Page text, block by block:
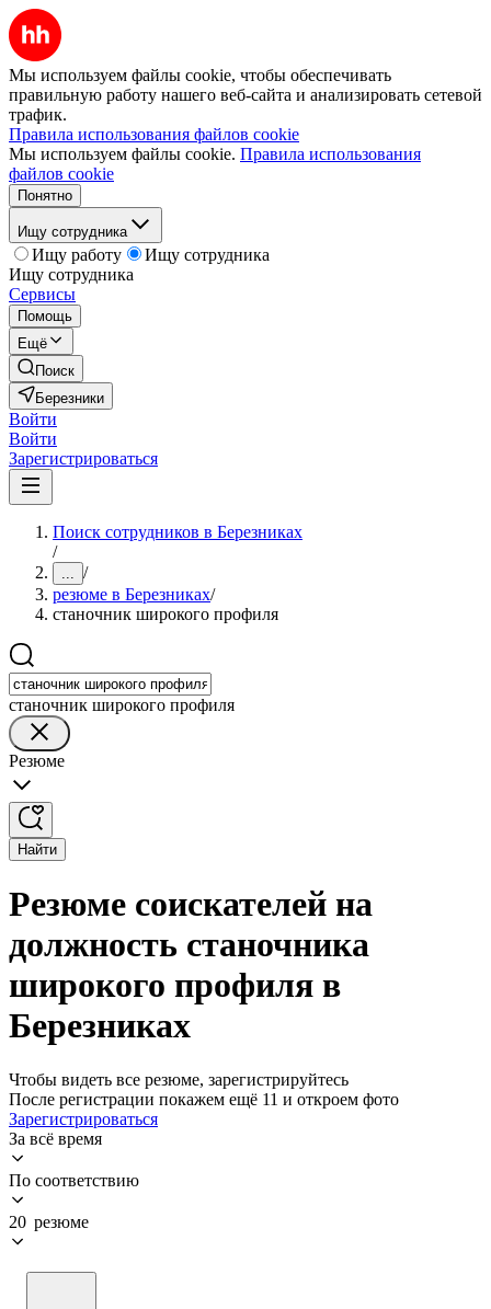
Мы используем файлы cookie, чтобы обеспечивать
правильную работу нашего веб-сайта и анализировать сетевой
трафик.
Правила использования файлов cookie
Мы используем файлы cookie. Правила использования
файлов cookie
Понятно
Ищу сотрудника
Ищу работу
Ищу сотрудника
Ищу сотрудника
Сервисы
Помощь
Ещё
Поиск
Березники
Войти
Войти
Зарегистрироваться
Поиск сотрудников в Березниках
/
... /
резюме в Березниках/
станочник широкого профиля
станочник широкого профиля
Резюме
Найти
Резюме соискателей на
должность станочника
широкого профиля в
Березниках
Чтобы видеть все резюме, зарегистрируйтесь
После регистрации покажем ещё 11 и откроем фото
Зарегистрироваться
За всё время
По соответствию
20 резюме